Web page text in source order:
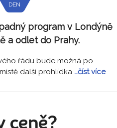
DEN
program v Londýně
a odlet do Prahy.
řádu bude možná po
další prohlídka …číst více
ceně?